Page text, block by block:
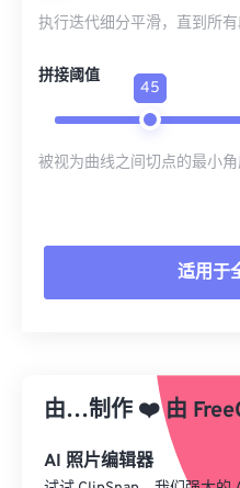
执行迭代细分平滑，直到所有
拼接阈值
45
被视为曲线之间切点的最小角
适用于
从预设应用
另存为预设
由…制作 ❤️由
AI 照片编辑器